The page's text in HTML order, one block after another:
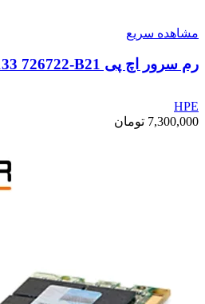
مشاهده سریع
رم سرور اچ پی 32GB DDR4-2133 726722-B21
HPE
7,300,000 تومان